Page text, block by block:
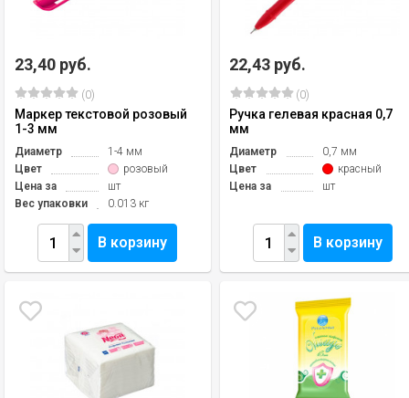
23,40 руб.
(0)
Маркер текстовой розовый
1-3 мм
Диаметр
1-4 мм
Цвет
розовый
Цена за
шт
Вес упаковки
0.013 кг
В корзину
22,43 руб.
(0)
Ручка гелевая красная 0,7
мм
Диаметр
0,7 мм
Цвет
красный
Цена за
шт
В корзину